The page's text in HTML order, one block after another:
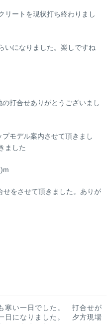
ートを現状打ち終わりまし
になりました。楽しですね
打合せありがとうございまし
モデル案内させて頂きまし
ました
をさせて頂きました。ありが
寒い一日でした。 打合せが
日になりました。 夕方現場